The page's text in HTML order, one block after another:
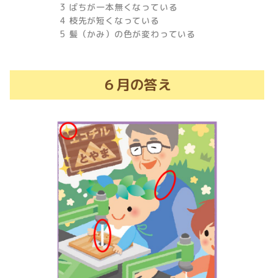
3 ばちが一本無くなっている
4 枝先が短くなっている
5 髪（かみ）の色が変わっている
６月の答え